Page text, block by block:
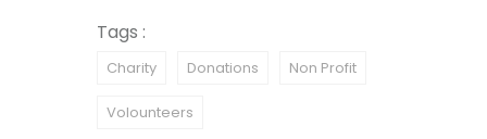
Tags :
Charity Donations Non Profit
Volounteers